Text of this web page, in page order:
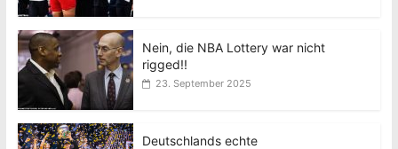
Nein, die NBA Lottery war nicht
rigged!!
23. September 2025
Deutschlands echte